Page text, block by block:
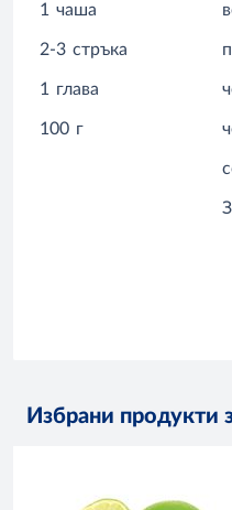
1 чаша
2-3 стръка
1 глава
100 г
Избрани продукти